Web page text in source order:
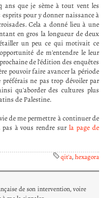
ans que je sème à tout vent les
pour y donner naissance à
Cela a donné lieu à une
en gros la longueur de deux
un peu ce qui motivait ce
de m'entendre le leur
de l'édition des enquêtes
pouvoir faire avancer la période
préférais ne pas trop dévoiler par
qu'aborder des cultures plus
de Palestine.
de me permettre à continuer de
pas à vous rendre surla page de
qit'a,hexagora
de son intervention, voire